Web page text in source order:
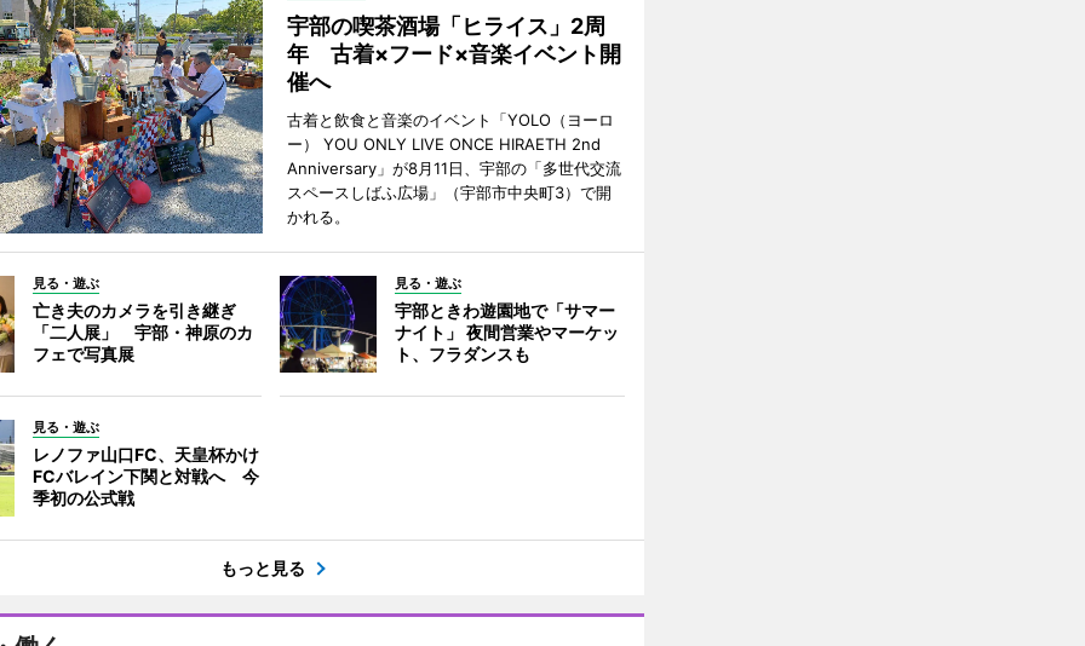
宇部の喫茶酒場「ヒライス」2周
年 古着×フード×音楽イベント開
催へ
古着と飲食と音楽のイベント「YOLO（ヨーロ
ー） YOU ONLY LIVE ONCE HIRAETH 2nd
Anniversary」が8月11日、宇部の「多世代交流
スペースしばふ広場」（宇部市中央町3）で開
かれる。
見る・遊ぶ
亡き夫のカメラを引き継ぎ
「二人展」 宇部・神原のカ
フェで写真展
見る・遊ぶ
宇部ときわ遊園地で「サマー
ナイト」 夜間営業やマーケッ
ト、フラダンスも
見る・遊ぶ
レノファ山口FC、天皇杯かけ
FCバレイン下関と対戦へ 今
季初の公式戦
もっと見る